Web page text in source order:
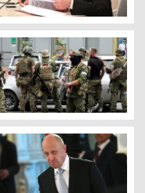
الرئيس الروسي فلاديمير
مسلحون من مجموعة فاغنر